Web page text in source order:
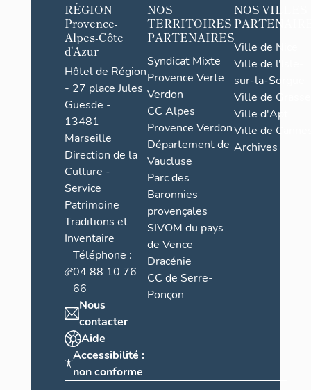
RÉGION
Provence-
Alpes-Côte
d'Azur
Hôtel de Région
- 27 place Jules
Guesde -
13481
Marseille
Direction de la
Culture -
Service
Patrimoine
Traditions et
Inventaire
Téléphone :
04 88 10 76
66
Nous
contacter
Aide
Accessibilité :
non conforme
NOS
TERRITOIRES
PARTENAIRES
Syndicat Mixte
Provence Verte
Verdon
CC Alpes
Provence Verdon
Département de
Vaucluse
Parc des
Baronnies
provençales
SIVOM du pays
de Vence
Dracénie
CC de Serre-
Ponçon
NOS VILLES
Ville de Nice
Ville de l'Isle-
sur-la-Sorgue
Ville de Grasse
Ville d'Apt
Ville de
Archives